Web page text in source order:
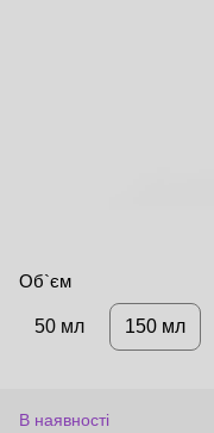
Об`єм
50 мл 150 мл
В наявності